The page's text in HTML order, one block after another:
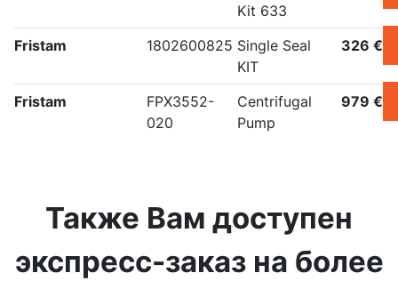
Kit 633
Fristam 1802600825 Single Seal
KIT
326 €
Fristam
FPX3552-
020
Centrifugal
Pump
979 €
Также Вам доступен
экспресс-заказ на более